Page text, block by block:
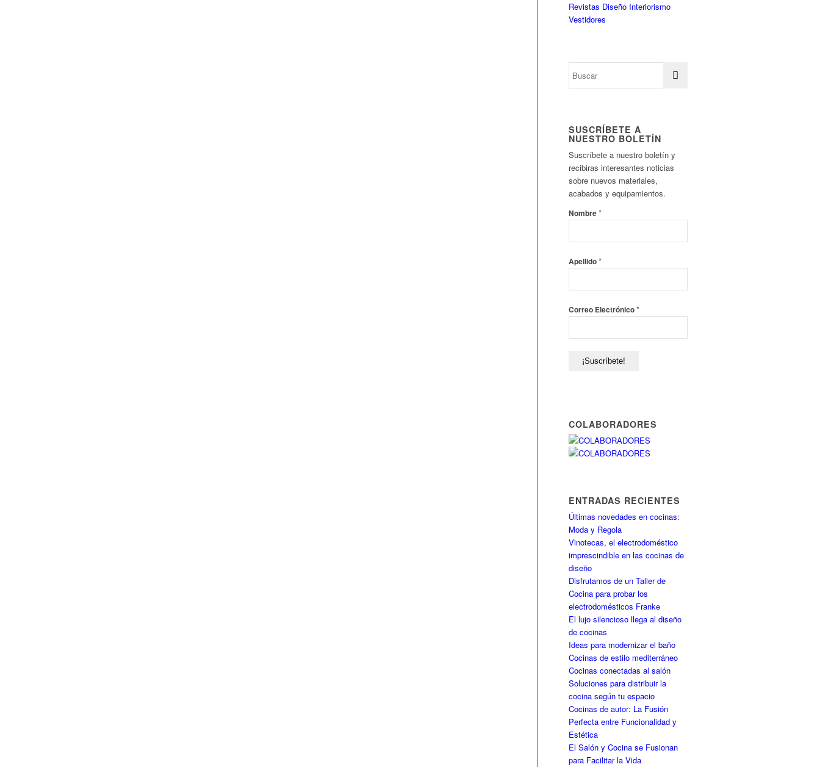
Revistas Diseño Interiorismo
Vestidores
SUSCRÍBETE A
NUESTRO BOLETÍN
Suscríbete a nuestro boletín y
recibiras interesantes noticias
sobre nuevos materiales,
acabados y equipamientos.
Nombre*
Apellido*
Correo Electrónico*
COLABORADORES
ENTRADAS RECIENTES
Últimas novedades en cocinas:
Moda y Regola
Vinotecas, el electrodoméstico
imprescindible en las cocinas de
diseño
Disfrutamos de un Taller de
Cocina para probar los
electrodomésticos Franke
El lujo silencioso llega al diseño
de cocinas
Ideas para modernizar el baño
Cocinas de estilo mediterráneo
Cocinas conectadas al salón
Soluciones para distribuir la
cocina según tu espacio
Cocinas de autor: La Fusión
Perfecta entre Funcionalidad y
Estética
El Salón y Cocina se Fusionan
para Facilitar la Vida